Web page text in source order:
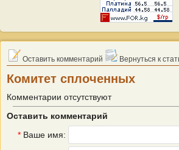
Оставить комментарий Вернуться к
Комитет сплоченных
Комментарии отсутствуют
Оставить комментарий
* Ваше имя: